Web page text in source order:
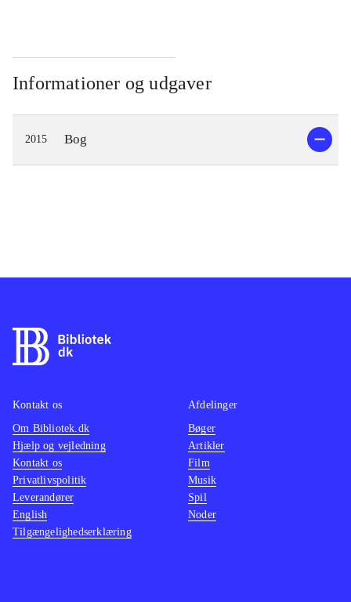
Informationer og udgaver
2015 Bog
Kontakt os
Om Bibliotek.dk
Hjælp og vejledning
Kontakt os
Privatlivspolitik
Leverandører
English
Tilgængelighedserklæring
Afdelinger
Bøger
Artikler
Film
Musik
Spil
Noder